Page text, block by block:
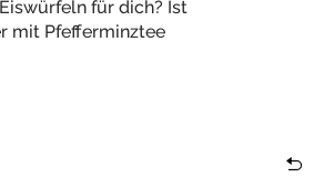
für dich? Ist
mit Pfefferminztee